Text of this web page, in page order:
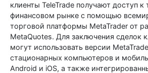
клиенты TeleTrade получают доступ к
финансовом рынке с помощью
торговой платформы MetaTrader от
MetaQuotes. Для заключения сделок
могут использовать версии
стационарных компьютеров и
Android и iOS, а также